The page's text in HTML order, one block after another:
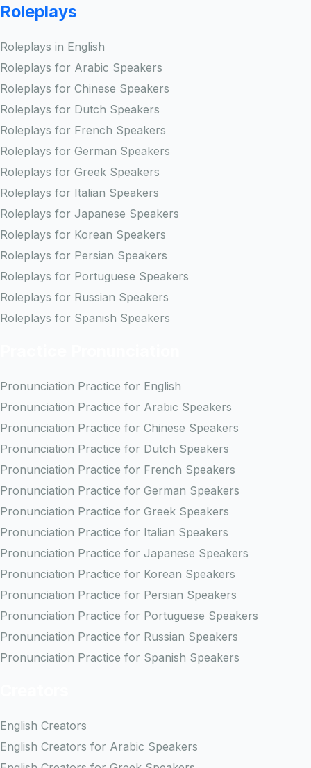
Roleplays
Roleplays in English
Roleplays for Arabic Speakers
Roleplays for Chinese Speakers
Roleplays for Dutch Speakers
Roleplays for French Speakers
Roleplays for German Speakers
Roleplays for Greek Speakers
Roleplays for Italian Speakers
Roleplays for Japanese Speakers
Roleplays for Korean Speakers
Roleplays for Persian Speakers
Roleplays for Portuguese Speakers
Roleplays for Russian Speakers
Roleplays for Spanish Speakers
Pronunciation Practice for English
Pronunciation Practice for Arabic Speakers
Pronunciation Practice for Chinese Speakers
Pronunciation Practice for Dutch Speakers
Pronunciation Practice for French Speakers
Pronunciation Practice for German Speakers
Pronunciation Practice for Greek Speakers
Pronunciation Practice for Italian Speakers
Pronunciation Practice for Japanese Speakers
Pronunciation Practice for Korean Speakers
Pronunciation Practice for Persian Speakers
Pronunciation Practice for Portuguese Speakers
Pronunciation Practice for Russian Speakers
Pronunciation Practice for Spanish Speakers
English Creators
English Creators for Arabic Speakers